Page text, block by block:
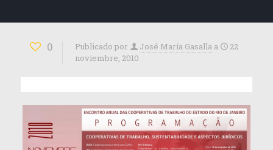
0 Publicado por José María Gasalla a
22
noviembre, 2010